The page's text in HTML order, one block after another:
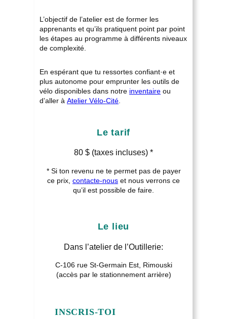
L’objectif de l’atelier est de former les
apprenants et qu’ils pratiquent point par point
les étapes au programme à différents niveaux
de complexité.
En espérant que tu ressortes confiant·e et
plus autonome pour emprunter les outils de
vélo disponibles dans notre inventaire ou
d’aller à Atelier Vélo-Cité.
Le tarif
80 $ (taxes incluses) *
* Si ton revenu ne te permet pas de payer
ce prix, contacte-nous et nous verrons ce
qu’il est possible de faire.
Le lieu
Dans l’atelier de l’Outillerie:
C-106 rue St-Germain Est, Rimouski
(accès par le stationnement arrière)
INSCRIS-TOI